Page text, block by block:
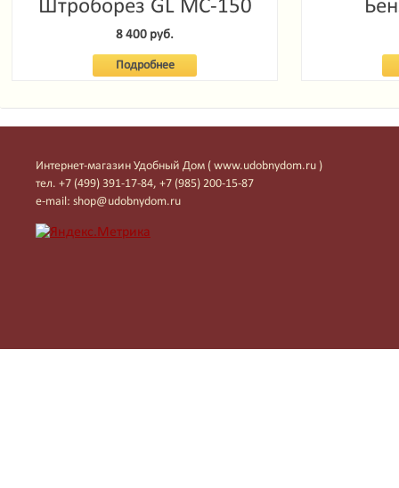
Штроборез GL MC-150
8 400 руб.
Подробнее
Интернет-магазин Удобный Дом ( www.udobnydom.ru )
тел. +7 (499) 391-17-84, +7 (985) 200-15-87
e-mail: shop@udobnydom.ru